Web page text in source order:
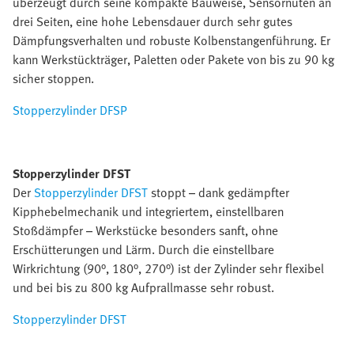
drei Seiten, eine hohe Lebensdauer durch sehr gutes
Dämpfungsverhalten und robuste Kolbenstangenführung. Er
kann Werkstückträger, Paletten oder Pakete von bis zu 90 kg
sicher stoppen.
Stopperzylinder DFSP
Stopperzylinder DFST
DerStopperzylinder DFST stoppt – dank gedämpfter
Kipphebelmechanik und integriertem, einstellbaren
Stoßdämpfer – Werkstücke besonders sanft, ohne
Erschütterungen und Lärm. Durch die einstellbare
Wirkrichtung (90°, 180°, 270°) ist der Zylinder sehr flexibel
und bei bis zu 800 kg Aufprallmasse sehr robust.
Stopperzylinder DFST